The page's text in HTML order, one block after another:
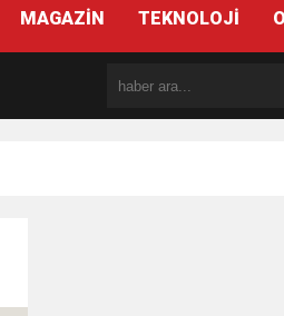
MAGAZİN TEKNOLOJİ